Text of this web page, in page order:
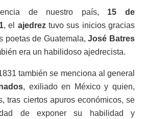
de nuestro país, 15 de
, el ajedreztuvo sus inicios gracias
poetas de Guatemala,José Batres
era un habilidoso ajedrecista.
también se menciona al general
, exiliado en México y quien,
tras ciertos apuros económicos, se
de exponer su habilidad y